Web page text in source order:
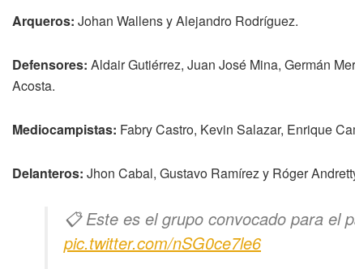
Arqueros: Johan Wallens y Alejandro Rodríguez.
Defensores: Aldair Gutiérrez, Juan José Mina, Germán
Acosta.
Mediocampistas: Fabry Castro, Kevin Salazar, Enrique
Delanteros: Jhon Cabal, Gustavo Ramírez y Róger
📋 Este es el grupo convocado para el
pic.twitter.com/nSG0ce7le6